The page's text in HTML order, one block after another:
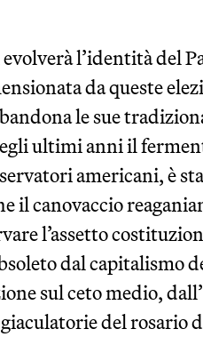
l’identità del
da queste
le sue
ultimi anni il
americani, è
il canovaccio
l’assetto
dal capitalismo
sul ceto medio,
del rosario